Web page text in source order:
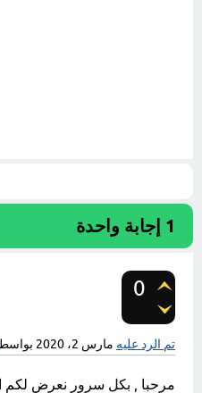
1 إجابة واحدة
0
تم الرد عليه مارس 2، 2020
مرحبا , بكل سرور نعرض لكم